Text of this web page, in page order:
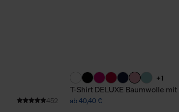
452
+1
T-Shirt DELUXE Baumwolle
ab 40,40 €